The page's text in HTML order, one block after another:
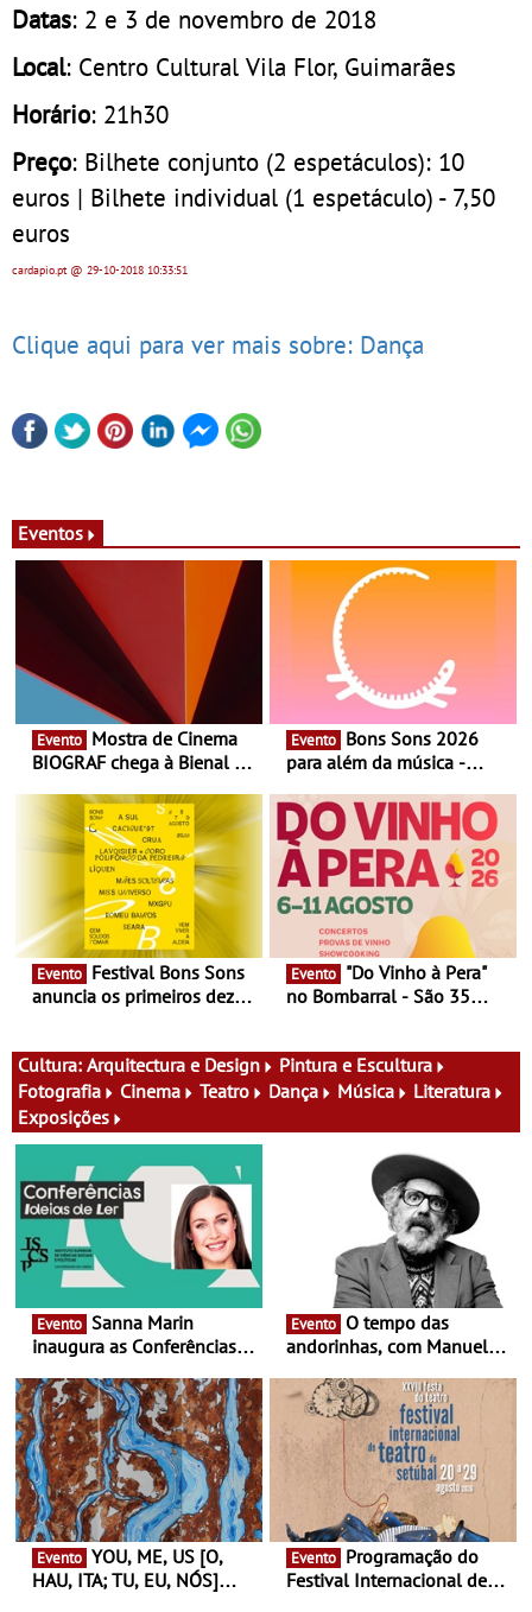
Datas: 2 e 3 de novembro de 2018
Local: Centro Cultural Vila Flor, Guimarães
Horário: 21h30
Preço: Bilhete conjunto (2 espetáculos): 10
euros | Bilhete individual (1 espetáculo) - 7,50
euros
cardapio.pt@ 29-10-2018 10:33:51
Clique aqui para ver mais sobre: Dança
Eventos
Evento
BIOGRAF chega à Bienal de
Documentário, ensaio
fílmico e práticas artísticas
Evento
para além da música -
percursos, oficinas,
atividades para toda a
família e muito mais
Evento
anuncia os primeiros dez
Evento
no Bombarral - São 35
experiências
Cultura: Arquitectura e Design
Pintura e Escultura
Fotografia
Cinema Teatro Dança Música
Literatura
Exposições
Evento
inaugura as Conferências
Antiga primeira-ministra da
Finlândia é a convidada da
primeira edição do novo
ciclo de debates dedicado
aos grandes temas do
nosso tempo
Evento
andorinhas, com Manuel
Atum - Concerto
performance na MAAT
Gallery a 3 de Setembro,
19:30
Evento
HAU, ITA; TU, EU, NÓS]
Evento
Festival Internacional de